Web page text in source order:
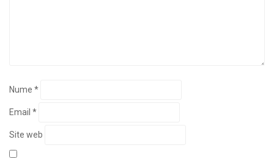
Nume *
Email *
Site web